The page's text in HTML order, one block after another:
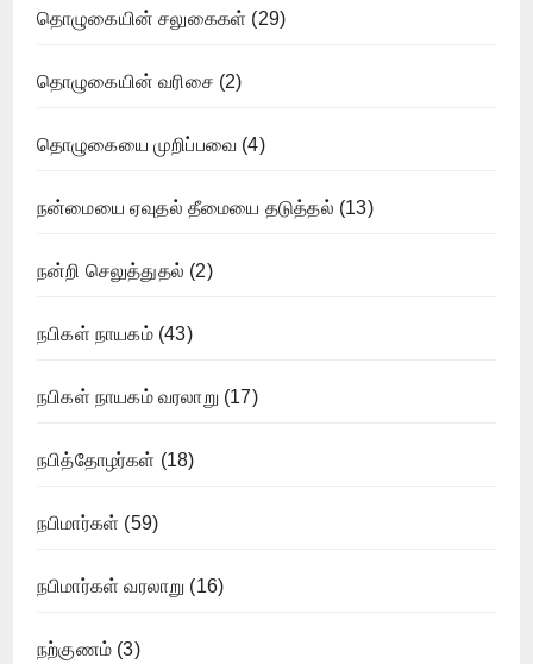
தொழுகையின் சலுகைகள் (29)
தொழுகையின் வரிசை (2)
தொழுகையை முறிப்பவை (4)
நன்மையை ஏவுதல் தீமையை தடுத்தல் (13)
நன்றி செலுத்துதல் (2)
நபிகள் நாயகம்(43)
நபிகள் நாயகம் வரலாறு (17)
நபித்தோழர்கள் (18)
நபிமார்கள் (59)
நபிமார்கள் வரலாறு (16)
நற்குணம் (3)